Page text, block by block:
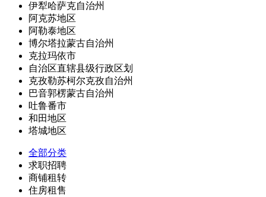
伊犁哈萨克自治州
阿克苏地区
阿勒泰地区
博尔塔拉蒙古自治州
克拉玛依市
自治区直辖县级行政区划
克孜勒苏柯尔克孜自治州
巴音郭楞蒙古自治州
吐鲁番市
和田地区
塔城地区
全部分类
求职招聘
商铺租转
住房租售